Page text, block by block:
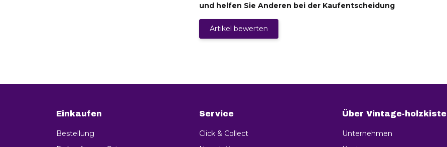
und helfen Sie Anderen bei der Kaufentscheidung
Artikel bewerten
Einkaufen
Bestellung
Service
Click & Collect
Über Vintage-holzkiste
Unternehmen